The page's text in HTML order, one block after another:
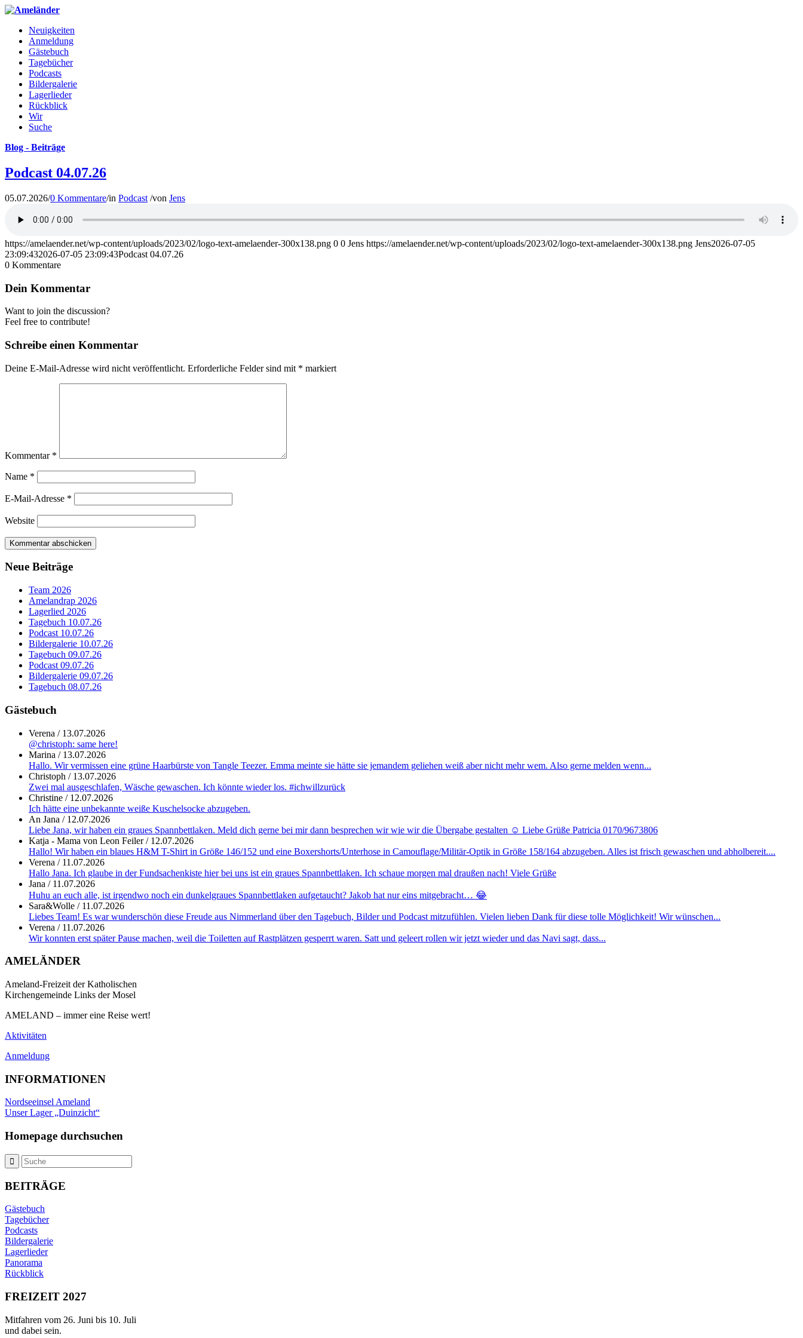
Neuigkeiten
Anmeldung
Gästebuch
Tagebücher
Podcasts
Bildergalerie
Lagerlieder
Rückblick
Wir
Suche
Blog - Beiträge
Podcast 04.07.26
05.07.2026/0 Kommentare/in Podcast /von Jens
https://amelaender.net/wp-content/uploads/2023/02/logo-text-amelaender-300x138.png 0 0 Jens https://amelaender.net/wp-content/uploads/2023/02/logo-text-amelaender-300x138.png Jens2026-07-05
23:09:432026-07-05 23:09:43Podcast 04.07.26
0 Kommentare
Dein Kommentar
Want to join the discussion?
Feel free to contribute!
Schreibe einen Kommentar
Deine E-Mail-Adresse wird nicht veröffentlicht. Erforderliche Felder sind mit * markiert
Kommentar *
Name *
E-Mail-Adresse *
Website
Neue Beiträge
Team 2026
Amelandrap 2026
Lagerlied 2026
Tagebuch 10.07.26
Podcast 10.07.26
Bildergalerie 10.07.26
Tagebuch 09.07.26
Podcast 09.07.26
Bildergalerie 09.07.26
Tagebuch 08.07.26
Gästebuch
Verena / 13.07.2026
@christoph: same here!
Marina / 13.07.2026
Hallo. Wir vermissen eine grüne Haarbürste von Tangle Teezer. Emma meinte sie hätte sie jemandem geliehen weiß aber nicht mehr wem. Also gerne melden wenn...
Christoph / 13.07.2026
Zwei mal ausgeschlafen, Wäsche gewaschen. Ich könnte wieder los. #ichwillzurück
Christine / 12.07.2026
Ich hätte eine unbekannte weiße Kuschelsocke abzugeben.
An Jana / 12.07.2026
Liebe Jana, wir haben ein graues Spannbettlaken. Meld dich gerne bei mir dann besprechen wir wie wir die Übergabe gestalten ☺️ Liebe Grüße Patricia 0170/9673806
Katja - Mama von Leon Feiler/ 12.07.2026
Hallo! Wir haben ein blaues H&M T-Shirt in Größe 146/152 und eine Boxershorts/Unterhose in Camouflage/Militär-Optik in Größe 158/164 abzugeben. Alles ist frisch gewaschen und abholbereit....
Verena / 11.07.2026
Hallo Jana. Ich glaube in der Fundsachenkiste hier bei uns ist ein graues Spannbettlaken. Ich schaue morgen mal draußen nach! Viele Grüße
Jana / 11.07.2026
Huhu an euch alle, ist irgendwo noch ein dunkelgraues Spannbettlaken aufgetaucht? Jakob hat nur eins mitgebracht… 😂
Sara&Wolle / 11.07.2026
Liebes Team! Es war wunderschön diese Freude aus Nimmerland über den Tagebuch, Bilder und Podcast mitzufühlen. Vielen lieben Dank für diese tolle Möglichkeit! Wir wünschen...
Verena / 11.07.2026
Wir konnten erst später Pause machen, weil die Toiletten auf Rastplätzen gesperrt waren. Satt und geleert rollen wir jetzt wieder und das Navi sagt, dass...
AMELÄNDER
Ameland-Freizeit der Katholischen
Kirchengemeinde Links der Mosel
AMELAND – immer eine Reise wert!
Aktivitäten
Anmeldung
INFORMATIONEN
Nordseeinsel Ameland
Unser Lager „Duinzicht“
Homepage durchsuchen
BEITRÄGE
Gästebuch
Tagebücher
Podcasts
Bildergalerie
Lagerlieder
Panorama
Rückblick
FREIZEIT 2027
Mitfahren vom 26. Juni bis 10. Juli
und dabei sein.